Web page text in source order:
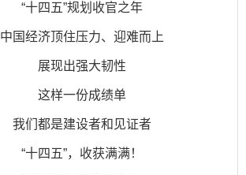
“十四五”规划收官之年
中国经济顶住压力、迎难而上
展现出强大韧性
这样一份成绩单
我们都是建设者和见证者
“十四五”，收获满满！